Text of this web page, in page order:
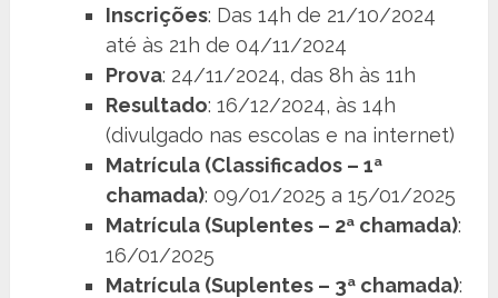
Inscrições: Das 14h de 21/10/2024
até às 21h de 04/11/2024
Prova: 24/11/2024, das 8h às 11h
Resultado: 16/12/2024, às 14h
(divulgado nas escolas e na internet)
Matrícula (Classificados – 1ª
chamada): 09/01/2025 a 15/01/2025
Matrícula (Suplentes – 2ª chamada):
16/01/2025
Matrícula (Suplentes – 3ª chamada):